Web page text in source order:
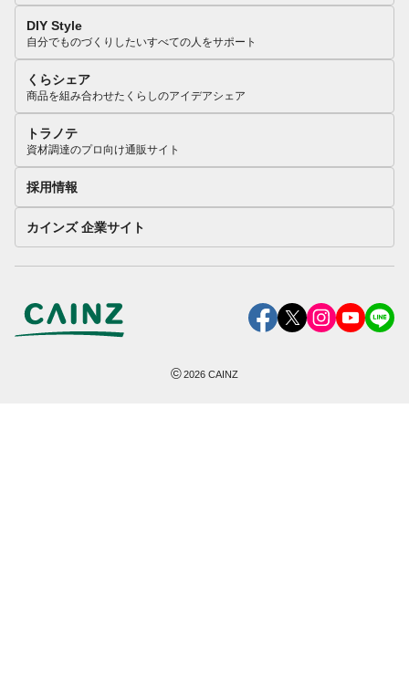
DIY Style
自分でものづくりしたいすべての人をサポート
くらシェア
商品を組み合わせたくらしのアイデアシェア
トラノテ
資材調達のプロ向け通販サイト
採用情報
カインズ 企業サイト
©2026 CAINZ